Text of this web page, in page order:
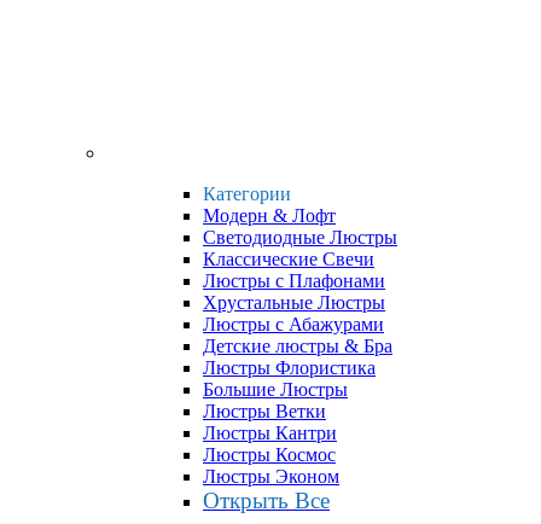
Категории
Модерн & Лофт
Светодиодные Люстры
Классические Свечи
Люстры с Плафонами
Хрустальные Люстры
Люстры с Абажурами
Детские люстры & Бра
Люстры Флористика
Большие Люстры
Люстры Ветки
Люстры Кантри
Люстры Космос
Люстры Эконом
Открыть Все